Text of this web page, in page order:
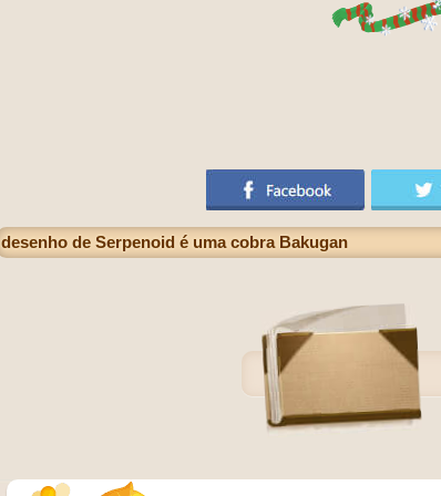
desenho de Serpenoid é uma cobra Bakugan